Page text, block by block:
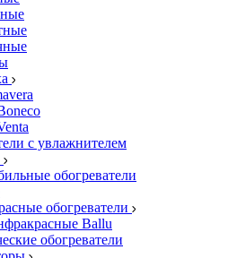
с увлажнителем
обогреватели
обогреватели
Ballu
обогреватели